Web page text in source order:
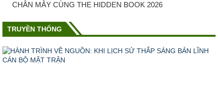
CHÂN MÂY CÙNG THE HIDDEN BOOK 2026
TRUYỀN THỐNG